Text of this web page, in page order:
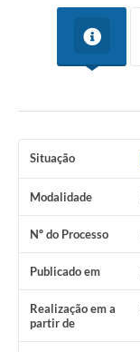
Situação
Modalidade
Nº do Processo
Publicado em
Realização em a
partir de